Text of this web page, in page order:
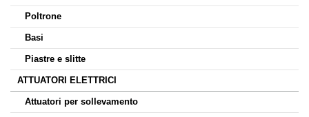
Poltrone
Basi
Piastre e slitte
ATTUATORI ELETTRICI
Attuatori per sollevamento